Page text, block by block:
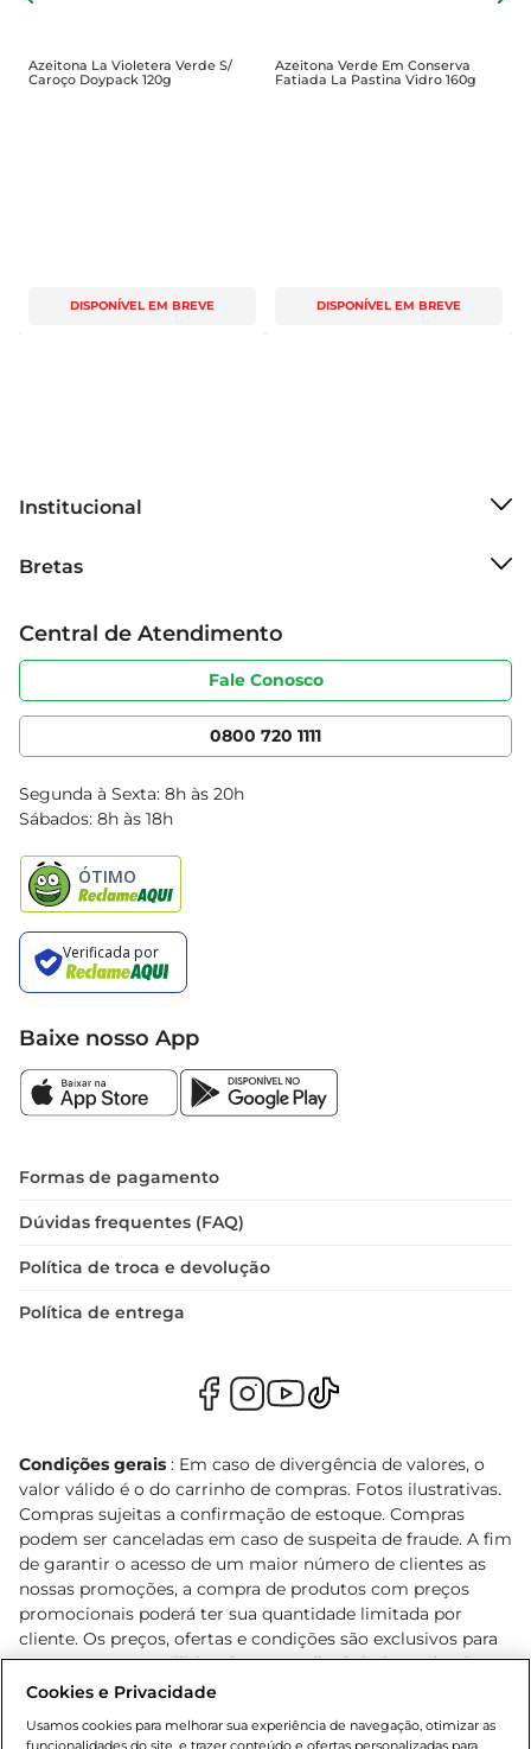
Azeitona La Violetera Verde S/
Caroço Doypack 120g
DISPONÍVEL EM BREVE
Azeitona Verde Em Conserva
Fatiada La Pastina Vidro 160g
DISPONÍVEL EM BREVE
Institucional
Grupo Cencosud
Sobre privacidade
Portal do fornecedor
Cencosud Media
Bretas
Produtos Bretas
Código de ética
Serviços
Clube Bretas
Blog Bretas
Black Friday
Central de Atendimento
Fale Conosco
0800 720 1111
Segunda à Sexta: 8h às 20h
Sábados: 8h às 18h
Baixe nosso App
Formas de pagamento
Dúvidas frequentes (FAQ)
Política de troca e devolução
Política de entrega
Condições gerais : Em caso de divergência de valores, o
valor válido é o do carrinho de compras. Fotos ilustrativas.
Compras sujeitas a confirmação de estoque. Compras
podem ser canceladas em caso de suspeita de fraude. A fim
de garantir o acesso de um maior número de clientes as
nossas promoções, a compra de produtos com preços
promocionais poderá ter sua quantidade limitada por
cliente. Os preços, ofertas e condições são exclusivos para
o e-commerce e válidos durante o dia de hoje, podendo
sofrer alterações sem prévia notificação. Proibida a venda
Lei n.º 8069/90, art. 81, inciso II (Estatuto da Criança e do
Cookies e Privacidade
Usamos cookies para melhorar sua experiência de navegação, otimizar as
funcionalidades do site, e trazer conteúdo e ofertas personalizadas para